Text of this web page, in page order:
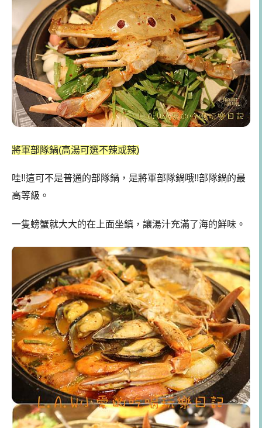
將軍部隊鍋(高湯可選不辣或辣)
哇!!這可不是普通的部隊鍋，是將軍部隊鍋哦!!部隊鍋的最
高等級。
一隻螃蟹就大大的在上面坐鎮， 讓湯汁充滿了海的鮮味。